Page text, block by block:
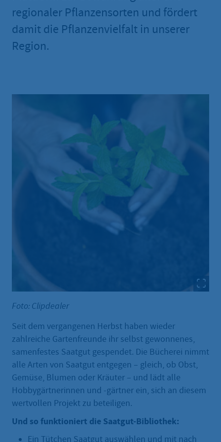
regionaler Pflanzensorten und fördert
damit die Pflanzenvielfalt in unserer
Region.
Foto: Clipdealer
Seit dem vergangenen Herbst haben wieder
zahlreiche Gartenfreunde ihr selbst gewonnenes,
samenfestes Saatgut gespendet. Die Bücherei nimmt
alle Arten von Saatgut entgegen – gleich, ob Obst,
Gemüse, Blumen oder Kräuter – und lädt alle
Hobbygärtnerinnen und -gärtner ein, sich an diesem
wertvollen Projekt zu beteiligen.
Und so funktioniert die Saatgut-Bibliothek:
Ein Tütchen Saatgut auswählen und mit nach